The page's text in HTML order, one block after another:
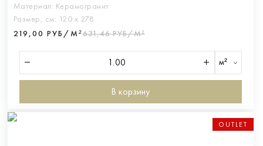
Материал: Керамогранит
Размер, см: 120 х 278
219,00 РУБ/М²631,46 РУБ/М²
м²
В корзину
OUTLET